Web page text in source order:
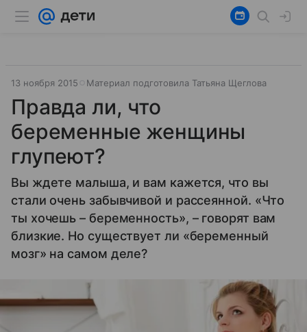
13 ноября 2015 Материал подготовила Татьяна Щеглова
Правда ли, что
беременные женщины
глупеют?
Вы ждете малыша, и вам кажется, что вы
стали очень забывчивой и рассеянной. «Что
ты хочешь – беременность», – говорят вам
близкие. Но существует ли «беременный
мозг» на самом деле?